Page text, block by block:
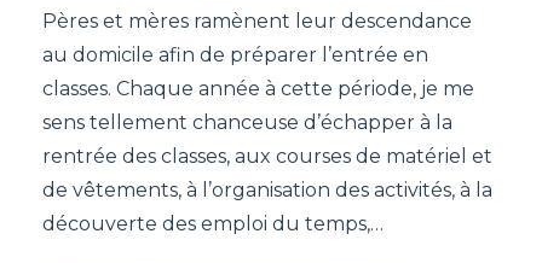
Pères et mères ramènent leur descendance
au domicile afin de préparer l’entrée en
classes. Chaque année à cette période, je me
sens tellement chanceuse d’échapper à la
rentrée des classes, aux courses de matériel et
de vêtements, à l’organisation des activités, à la
découverte des emploi du temps,…